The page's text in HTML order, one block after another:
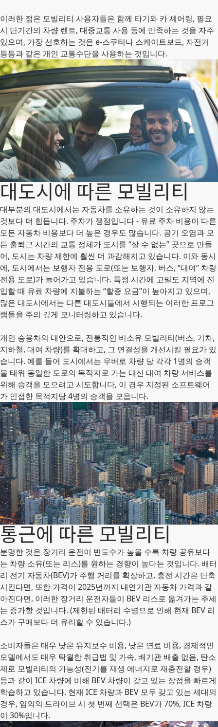
이러한 젊은 모빌리티 사용자들은 함께 타기와 카 셰어링, 필요
시 단기간의 차량 렌트, 대중교통 사용 등에 만족하는 것을 자주
있으며, 가장 선호하는 것은 e-스쿠터나 스케이트보드, 자전거
등등과 같은 개인 교통수단을 사용하는 것입니다.
대도시에 따른 모빌리티
대부분의 대도시에서는 자동차를 소유하는 것이 소유하지 않는
것보다 더 힘듭니다. 주차가 쟁점입니다 - 유료 주차 비용이 다른
모든 자동차 비용보다 더 높은 경우도 많습니다. 공기 오염과 모
든 출퇴근 시간의 교통 정체가 도시를 “살 수 없는” 곳으로 만들
어, 도시는 차량 제한에 훨씬 더 과감해지고 있습니다. 이와 동시
에, 도시에서는 보행자 전용 도로(또는 보행자, 버스, “대여” 차량
전용 도로)가 늘어가고 있습니다. 특정 시간에 고밀도 지역에 진
입할 때 유료 차량에 지불하는 “할증 요금”이 높아지고 있으며,
많은 대도시에서는 다른 대도시들에서 시행되는 이러한 프로그
램들을 주의 깊게 모니터링하고 있습니다.
개인 승용차의 대안으로, 전통적인 비소유 모빌리티(버스, 기차,
지하철, 대여 차량)를 확대하고, 그 연결성을 개선시킬 필요가 있
습니다. 예를 들어 도시에서는 우버로 차량 당 각각 1명의 승객
을 태워 동일한 도로의 목적지로 가는 대신 대여 차량 서비스를
위해 승객을 모으려고 시도합니다, 이 경우 지정된 소프트웨어
가 인접한 목적지당 4명의 승객을 모읍니다.
통근에 따른 모빌리티
분명한 것은 장거리 운전이 빈도수가 높을 수록 차량 공유보다
는 차량 소유(또는 리스)를 원하는 경향이 높다는 것입니다. 배터
리 전기 자동차(BEV)가 주행 거리를 확장하고, 충전 시간은 단축
시킨다면, 또한 가격이 2025년까지 내연기관 자동차 가격과 같
아진다면, 이러한 장거리 운전자들이 BEV 리스로 옮겨가는 추세
는 증가할 것입니다. (제한된 배터리 수명으로 인해 현재 BEV 리
스가 구매보다 더 유리할 수 있습니다.)
소비자들은 매우 낮은 유지보수 비용, 낮은 연료 비용, 경제적인
모델에서도 매우 탁월한 취급법 및 가속, 배기관 배출 없음, 탄소
제로 모빌리티의 가능성(전기를 재생 에너지로 재충전할 경우)
등과 같이 ICE 차량에 비해 BEV 차량이 갖고 있는 장점을 빠르게
학습하고 있습니다. 현재 ICE 차량과 BEV 모두 갖고 있는 세대의
경우, 임의의 드라이브 시 첫 번째 선택은 BEV가 70%, ICE 차량
이 30%입니다.